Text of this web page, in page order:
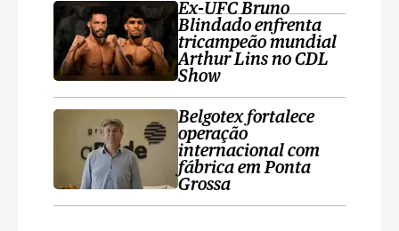
Ex-UFC Bruno
Blindado enfrenta
tricampeão mundial
Arthur Lins no CDL
Show
Belgotex fortalece
operação
internacional com
fábrica em Ponta
Grossa